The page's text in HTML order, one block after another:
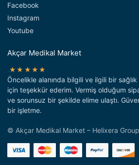
Facebook
Instagram
Youtube
Akçar Medikal Market
★★★★★
Öncelikle alanında bilgili ve ilgili bir
için teşekkür ederim. Vermiş olduğum
ve sorunsuz bir şekilde elime ulaştı.
bir işletme.
© Akçar Medikal Market – Helixera Group